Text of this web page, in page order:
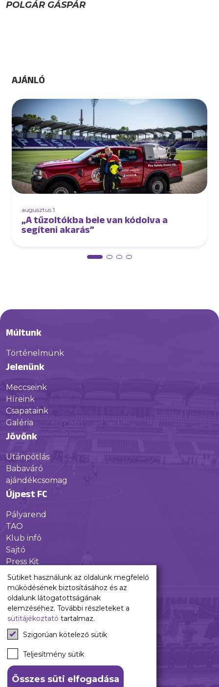
POLGÁR GÁSPÁR
AJÁNLÓ
augusztus 1.
„A tűzoltókba bele van kódolva a
segíteni akarás”
Múltunk
Történelmünk
Jelenünk
Meccseink
Híreink
Csapataink
Galéria
Jövőnk
Utánpótlás
Babaváró
ajándékcsomag
Újpest FC
Pályarend
TAO
Klub infó
Sajtó
Press Kit
Újpest FC Shop
Digitális felületeink
Facebook
Instagram
Tiktok
Youtube
Spotify
Sütiket használunk az oldalunk megfelelő
működésének biztosításához és az
oldalunk látogatottságának
elemzéséhez. További részleteket a
sütitájékoztató tartalmaz.
Szigorúan kötelező sütik
Teljesítmény sütik
Összes süti elfogadása